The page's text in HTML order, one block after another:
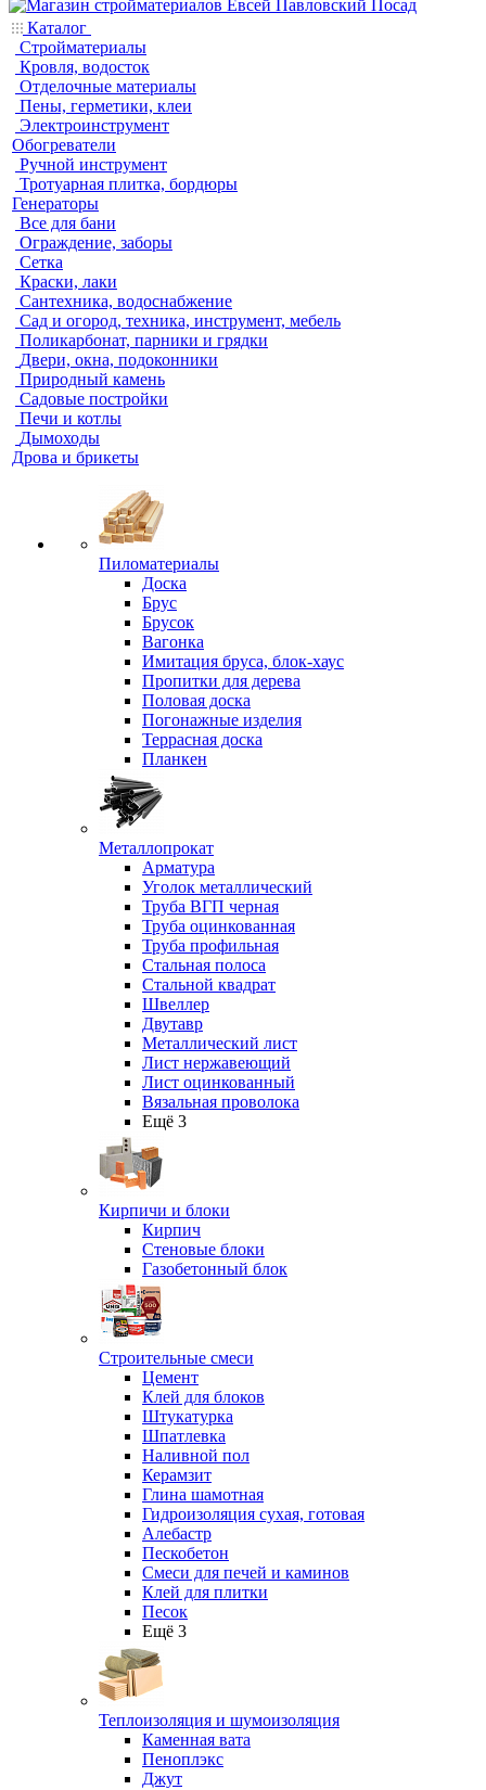
Каталог
Стройматериалы
Кровля, водосток
Отделочные материалы
Пены, герметики, клеи
Электроинструмент
Обогреватели
Ручной инструмент
Тротуарная плитка, бордюры
Генераторы
Все для бани
Ограждение, заборы
Сетка
Краски, лаки
Сантехника, водоснабжение
Сад и огород, техника, инструмент, мебель
Поликарбонат, парники и грядки
Двери, окна, подоконники
Природный камень
Садовые постройки
Печи и котлы
Дымоходы
Дрова и брикеты
Пиломатериалы
Доска
Брус
Брусок
Вагонка
Имитация бруса, блок-хаус
Пропитки для дерева
Половая доска
Погонажные изделия
Террасная доска
Планкен
Металлопрокат
Арматура
Уголок металлический
Труба ВГП черная
Труба оцинкованная
Труба профильная
Стальная полоса
Стальной квадрат
Швеллер
Двутавр
Металлический лист
Лист нержавеющий
Лист оцинкованный
Вязальная проволока
Ещё 3
Кирпичи и блоки
Кирпич
Стеновые блоки
Газобетонный блок
Строительные смеси
Цемент
Клей для блоков
Штукатурка
Шпатлевка
Наливной пол
Керамзит
Глина шамотная
Гидроизоляция сухая, готовая
Алебастр
Пескобетон
Смеси для печей и каминов
Клей для плитки
Песок
Ещё 3
Теплоизоляция и шумоизоляция
Каменная вата
Пеноплэкс
Джут